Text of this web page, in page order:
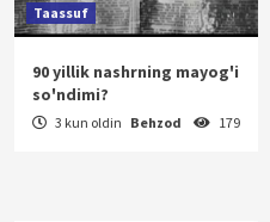
Taassuf
90 yillik nashrning mayog'i
so'ndimi?
3 kun oldin Behzod 179